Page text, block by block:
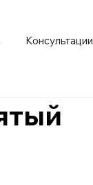
Консультации